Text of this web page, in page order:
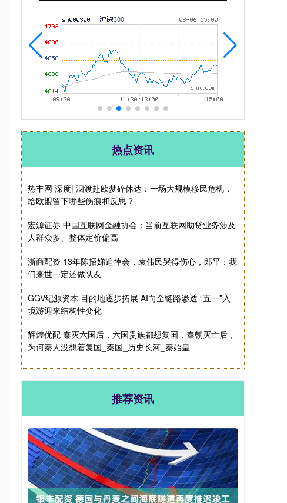
热点资讯
热丰网 深度| 泅渡赴欧梦碎休达：一场大规模移民危机，
给欧盟留下哪些伤痕和反思？
宏源证券 中国互联网金融协会：当前互联网助贷业务涉及
人群众多、整体定价偏高
浙商配资 13年陈招娣追悼会，袁伟民哭得伤心，郎平：我
们来世一定还做队友
GGV纪源资本 目的地逐步拓展 AI向全链路渗透 “五一”入
境游迎来结构性变化
辉煌优配 秦灭六国后，六国贵族都想复国，秦朝灭亡后，
为何秦人没想着复国_秦国_历史长河_秦始皇
推荐资讯